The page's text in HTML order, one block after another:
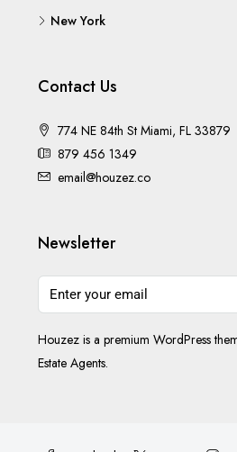
New York
Contact Us
774 NE 84th St Miami, FL 33879
879 456 1349
email@houzez.co
Newsletter
Houzez is a premium WordPress
Estate Agents.